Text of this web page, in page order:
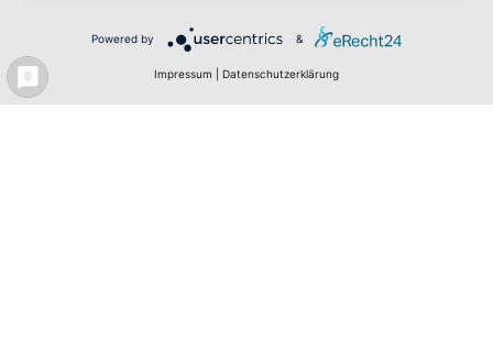
Powered by &
Impressum Datenschutzerklärung